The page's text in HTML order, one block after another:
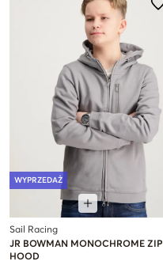
WYPRZEDAŻ
Sail Racing
JR BOWMAN MONOCHROME ZIP
HOOD